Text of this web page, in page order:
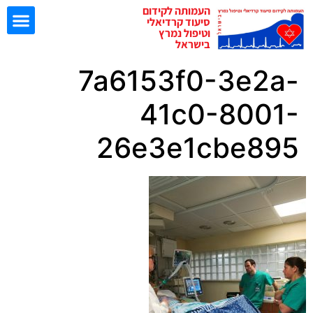
העמותה לקידום
סיעוד קרדיאלי
וטיפול נמרץ
בישראל
7a6153f0-3e2a-
41c0-8001-
26e3e1cbe895